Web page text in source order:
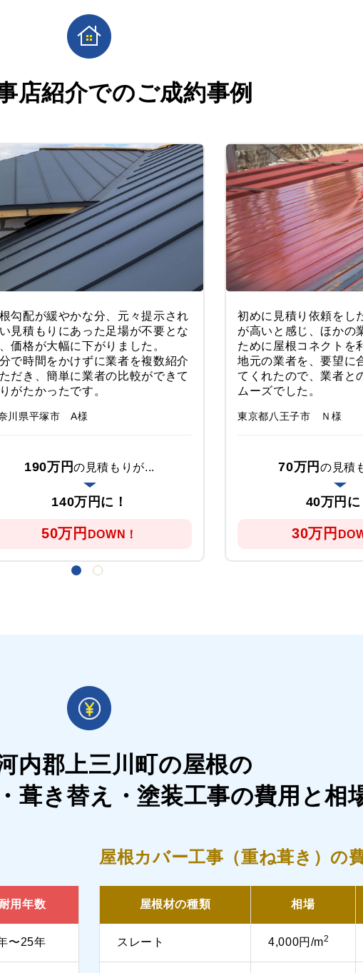
店紹介でのご成約事例
勾配が緩やかな分、元々提示され
見積もりにあった足場が不要とな
価格が大幅に下がりました。
で時間をかけずに業者を複数紹介
だき、簡単に業者の比較ができて
がたかったです。
川県平塚市 A様
190万円の見積もりが...
140万円に！
50万円 DOWN！
初めに見積り依頼をし
が高いと感じ、ほかの
ために屋根コネクトを
地元の業者を、要望に
てくれたので、業者と
ムーズでした。
東京都八王子市 Ｎ様
70万円 の見積
40万円に
30万円
内郡上三川町の屋根の
葺き替え・塗装工事の費用と相
用年数
〜25年
屋根カバー工事（重ね葺き）の
屋根材の種類 相場
スレート 4,000円/m2